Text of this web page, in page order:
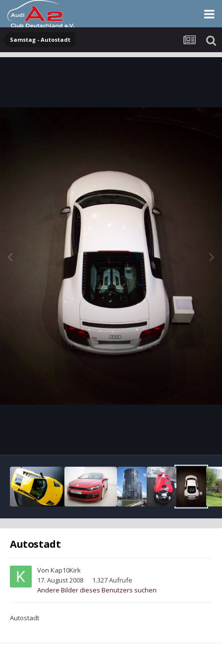
Samstag - Autostadt
Autostadt
Von Kap10Kirk
17. August 2008
1.327 Aufrufe
Andere Bilder dieses Benutzers suchen
Autostadt